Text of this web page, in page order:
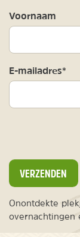
Voornaam
E-mailadres*
VERZENDEN
Onontdekte
overnachtingen